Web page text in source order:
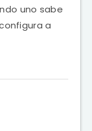
uno sabe
a